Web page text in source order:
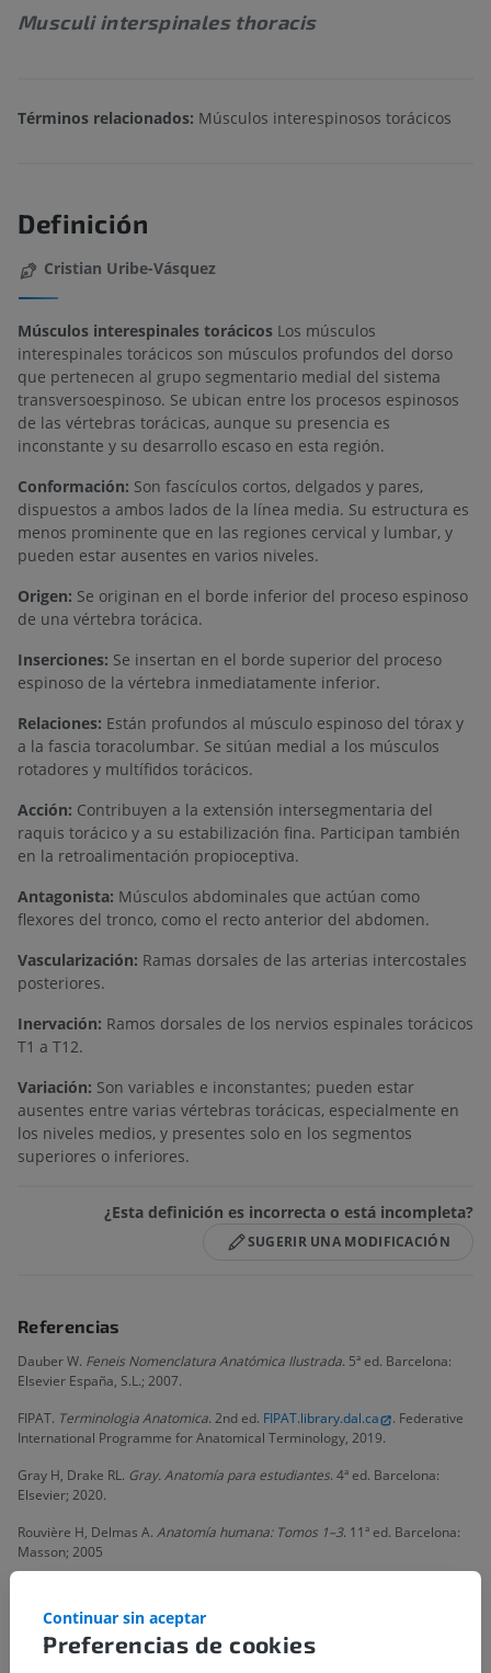
Musculi interspinales thoracis
Términos relacionados: Músculos interespinosos torácicos
Definición
Cristian Uribe-Vásquez
Músculos interespinales torácicos Los músculos
interespinales torácicos son músculos profundos del dorso
que pertenecen al grupo segmentario medial del sistema
transversoespinoso. Se ubican entre los procesos espinosos
de las vértebras torácicas, aunque su presencia es
inconstante y su desarrollo escaso en esta región.
Conformación: Son fascículos cortos, delgados y pares,
dispuestos a ambos lados de la línea media. Su estructura es
menos prominente que en las regiones cervical y lumbar, y
pueden estar ausentes en varios niveles.
Origen: Se originan en el borde inferior del proceso espinoso
de una vértebra torácica.
Inserciones: Se insertan en el borde superior del proceso
espinoso de la vértebra inmediatamente inferior.
Relaciones: Están profundos al músculo espinoso del tórax y
a la fascia toracolumbar. Se sitúan medial a los músculos
rotadores y multífidos torácicos.
Acción: Contribuyen a la extensión intersegmentaria del
raquis torácico y a su estabilización fina. Participan también
en la retroalimentación propioceptiva.
Antagonista: Músculos abdominales que actúan como
flexores del tronco, como el recto anterior del abdomen.
Vascularización: Ramas dorsales de las arterias intercostales
posteriores.
Inervación: Ramos dorsales de los nervios espinales torácicos
T1 a T12.
Variación: Son variables e inconstantes; pueden estar
ausentes entre varias vértebras torácicas, especialmente en
los niveles medios, y presentes solo en los segmentos
superiores o inferiores.
¿Esta definición es incorrecta o está incompleta?
SUGERIR UNA MODIFICACIÓN
Referencias
Dauber W. Feneis Nomenclatura Anatómica Ilustrada. 5ª ed. Barcelona:
Elsevier España, S.L.; 2007.
FIPAT. Terminologia Anatomica. 2nd ed. FIPAT.library.dal.ca
. Federative
International Programme for Anatomical Terminology, 2019.
Gray H, Drake RL. Gray. Anatomía para estudiantes. 4ª ed. Barcelona:
Elsevier; 2020.
Rouvière H, Delmas A. Anatomía humana: Tomos 1–3. 11ª ed. Barcelona:
Masson; 2005
Galería
Preferencias de cookies
Continuar sin aceptar